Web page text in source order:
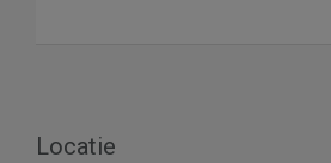
Locatie